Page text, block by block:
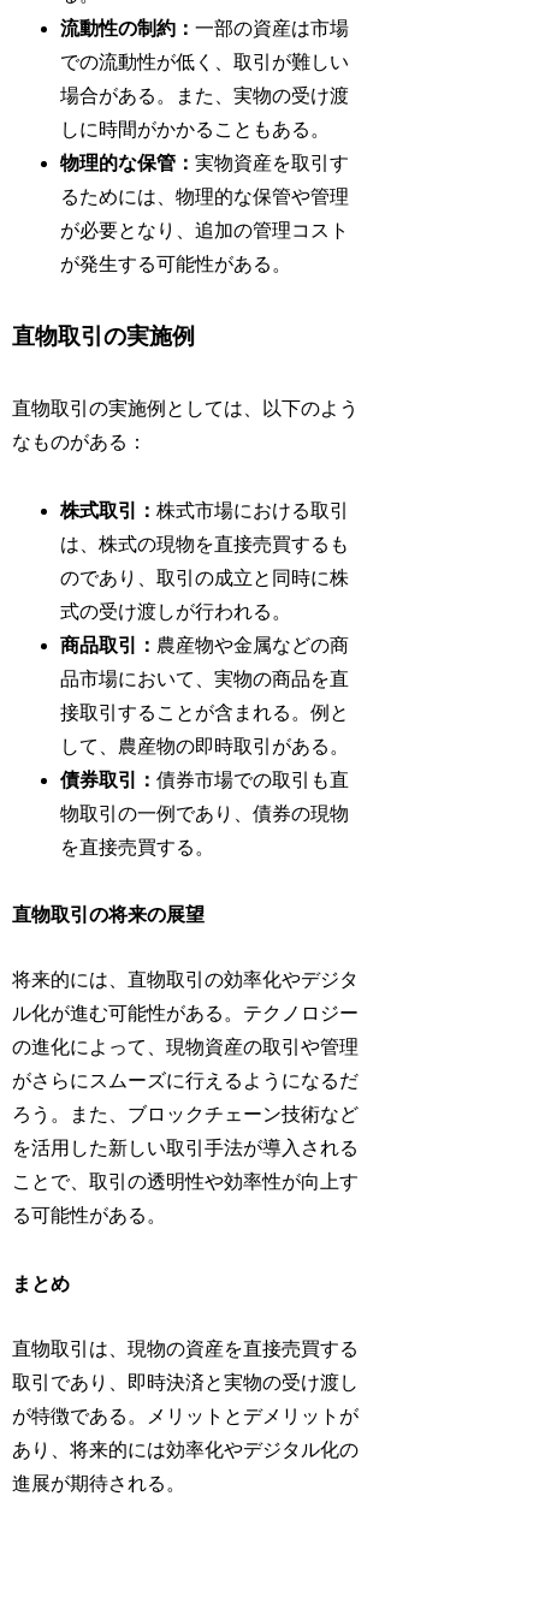
流動性の制約：一部の資産は市場
での流動性が低く、取引が難しい
場合がある。また、実物の受け渡
しに時間がかかることもある。
物理的な保管：実物資産を取引す
るためには、物理的な保管や管理
が必要となり、追加の管理コスト
が発生する可能性がある。
直物取引の実施例
直物取引の実施例としては、以下のよう
なものがある：
株式取引：株式市場における取引
は、株式の現物を直接売買するも
のであり、取引の成立と同時に株
式の受け渡しが行われる。
商品取引： 農産物や金属などの商
品市場において、実物の商品を直
接取引することが含まれる。例と
して、農産物の即時取引がある。
債券取引：債券市場での取引も直
物取引の一例であり、債券の現物
を直接売買する。
直物取引の将来の展望
将来的には、直物取引の効率化やデジタ
ル化が進む可能性がある。テクノロジー
の進化によって、現物資産の取引や管理
がさらにスムーズに行えるようになるだ
ろう。また、ブロックチェーン技術など
を活用した新しい取引手法が導入される
ことで、取引の透明性や効率性が向上す
る可能性がある。
まとめ
直物取引は、現物の資産を直接売買する
取引であり、即時決済と実物の受け渡し
が特徴である。メリットとデメリットが
あり、将来的には効率化やデジタル化の
進展が期待される。